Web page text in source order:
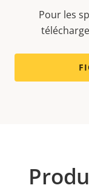
Pour les